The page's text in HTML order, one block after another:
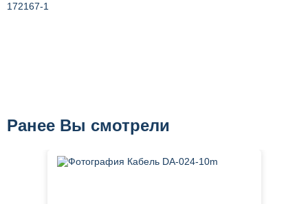
172167-1
Ранее Вы смотрели